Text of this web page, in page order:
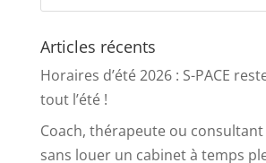
Articles récents
Horaires d’été 2026 : S-PACE
tout l’été !
Coach, thérapeute ou
sans louer un cabinet à temps